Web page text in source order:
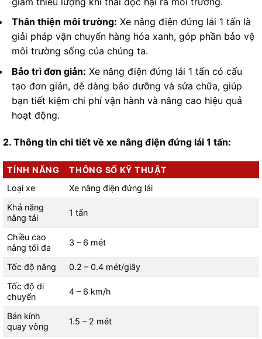
Thân thiện môi trường: Xe nâng điện đứng lái 1 tấn là
giải pháp vận chuyển hàng hóa xanh, góp phần bảo vệ
môi trường sống của chúng ta.
Bảo trì đơn giản: Xe nâng điện đứng lái 1 tấn có cấu
tạo đơn giản, dễ dàng bảo dưỡng và sửa chữa, giúp
bạn tiết kiệm chi phí vận hành và nâng cao hiệu quả
hoạt động.
2. Thông tin chi tiết về xe nâng điện đứng lái 1 tấn:
TÍNH NĂNG
THÔNG SỐ KỸ THUẬT
Loại xe
Xe nâng điện đứng lái
Khả năng
nâng tải
1 tấn
Chiều cao
nâng tối đa
3 – 6 mét
Tốc độ nâng
0.2 – 0.4 mét/giây
Tốc độ di
chuyển
4 – 6 km/h
Bán kính
quay vòng
1.5 – 2 mét